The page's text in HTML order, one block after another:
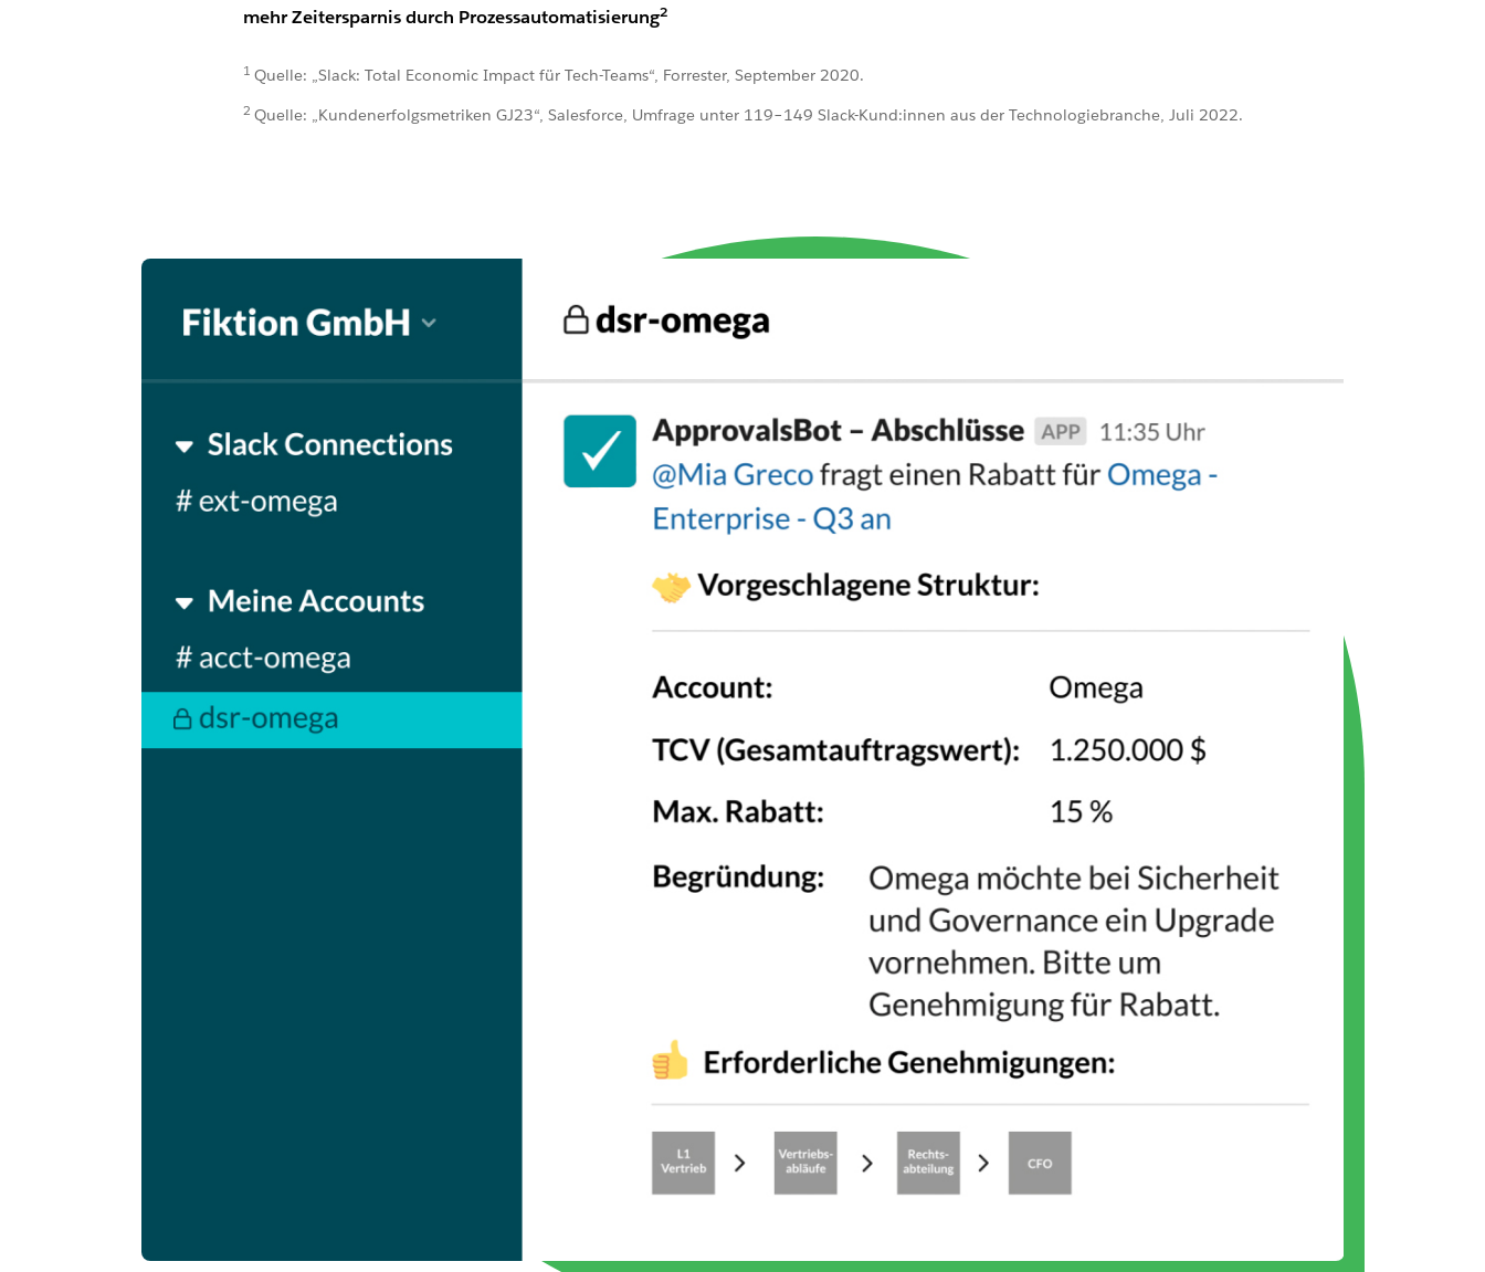
mehr Zeitersparnis durch Prozessautomatisierung2
1 Quelle: „Slack: Total Economic Impact für Tech-Teams“, Forrester, September 2020.
2 Quelle: „Kundenerfolgsmetriken GJ23“, Salesforce, Umfrage unter 119–149 Slack-Kund:innen aus der Technologiebranche, Juli 2022.